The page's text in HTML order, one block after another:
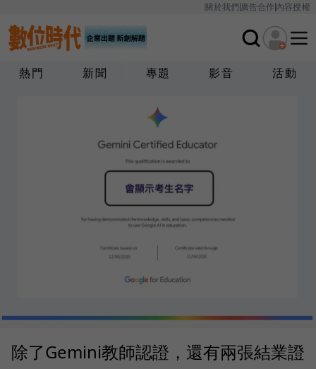
關於我們廣告合作內容授權
熱門 新聞 專題 影音 活動
除了Gemini教師認證，還有兩張結業證